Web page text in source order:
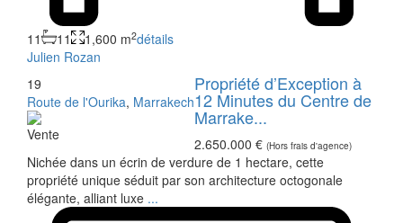
11 11 1,600 m2détails
Julien Rozan
19
Route de l'Ourika, Marrakech
Vente
Propriété d’Exception à
12 Minutes du Centre de
Marrake...
2.650.000 € (Hors frais d'agence)
Nichée dans un écrin de verdure de 1 hectare, cette
propriété unique séduit par son architecture octogonale
élégante, alliant luxe ...